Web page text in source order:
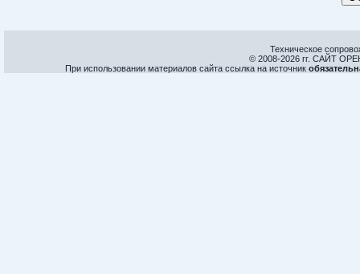
Техническое
© 2008-2026 гг. САЙТ
При использовании материалов сайта ссылка на источник